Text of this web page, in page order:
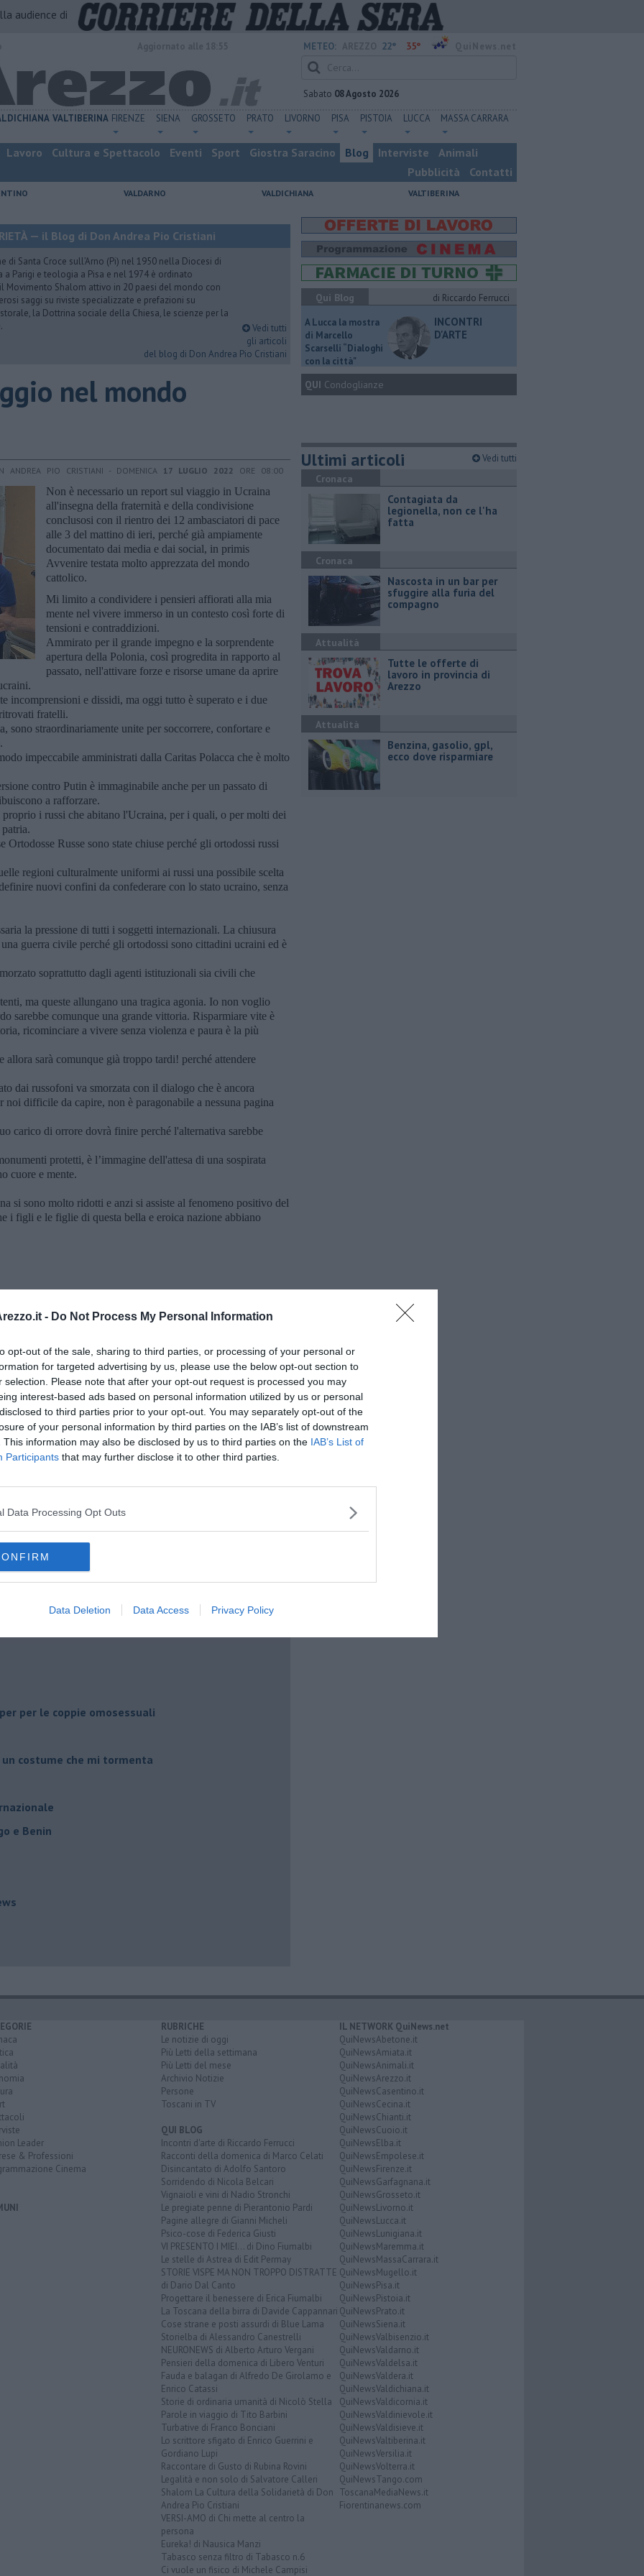
- Do Not Process My Personal Information
opt-out of the sale, sharing to third parties, or processing of your personal or
for targeted advertising by us, please use the below opt-out section to
selection. Please note that after your opt-out request is processed you may
interest-based ads based on personal information utilized by us or personal
to third parties prior to your opt-out. You may separately opt-out of the
of your personal information by third parties on the IAB’s list of downstream
This information may also be disclosed by us to third parties on the IAB’s List of
Participants that may further disclose it to other third parties.
Data Processing Opt Outs
Data Deletion Data Access Privacy Policy
audience di
METEO: 22° 35°
Sabato 08 Agosto 2026
VALTIBERINA FIRENZE SIENA GROSSETO PRATO LIVORNO PISA PISTOIA LUCCA MASSA CARRARA
Lavoro Cultura e Spettacolo Eventi Sport Giostra Saracino Blog Interviste
Animali
Pubblicità
Contatti
VALDARNO VALDICHIANA VALTIBERINA
— il Blog di Don Andrea Pio Cristiani
di Santa Croce sull’Arno (Pi) nel 1950 nella Diocesi di
a Parigi e teologia a Pisa e nel 1974 è ordinato
Movimento Shalom attivo in 20 paesi del mondo con
saggi su riviste specializzate e prefazioni su
la Dottrina sociale della Chiesa, le scienze per la
Vedi tutti
gli articoli
del blog di Don Andrea Pio Cristiani
nel mondo
ANDREA PIO CRISTIANI - DOMENICA 17 LUGLIO 2022 ORE 08:00
Non è necessario un report sul viaggio in Ucraina
all'insegna della fraternità e della condivisione
conclusosi con il rientro dei 12 ambasciatori di pace
alle 3 del mattino di ieri, perché già ampiamente
documentato dai media e dai social, in primis
Avvenire testata molto apprezzata del mondo
cattolico.
Mi limito a condividere i pensieri affiorati alla mia
mente nel vivere immerso in un contesto così forte di
tensioni e contraddizioni.
Ammirato per il grande impegno e la sorprendente
apertura della Polonia, così progredita in rapporto al
passato, nell'attivare forze e risorse umane da aprire
incomprensioni e dissidi, ma oggi tutto è superato e i due
fratelli.
sono straordinariamente unite per soccorrere, confortare e
impeccabile amministrati dalla Caritas Polacca che è molto
contro Putin è immaginabile anche per un passato di
a rafforzare.
i russi che abitano l'Ucraina, per i quali, o per molti dei
Russe sono state chiuse perché gli ortodossi russi
regioni culturalmente uniformi ai russi una possibile scelta
nuovi confini da confederare con lo stato ucraino, senza
la pressione di tutti i soggetti internazionali. La chiusura
guerra civile perché gli ortodossi sono cittadini ucraini ed è
soprattutto dagli agenti istituzionali sia civili che
ma queste allungano una tragica agonia. Io non voglio
sarebbe comunque una grande vittoria. Risparmiare vite è
ricominciare a vivere senza violenza e paura è la più
sarà comunque già troppo tardi! perché attendere
dai russofoni va smorzata con il dialogo che è ancora
difficile da capire, non è paragonabile a nessuna pagina
carico di orrore dovrà finire perché l'alternativa sarebbe
protetti, è l’immagine dell'attesa di una sospirata
cuore e mente.
si sono molto ridotti e anzi si assiste al fenomeno positivo del
i figli e le figlie di questa bella e eroica nazione abbiano
Solidarietà” di Don Andrea Pio Cristiani
dell'odio
per le coppie omosessuali
costume che mi tormenta
e Benin
Qui Blog
di Riccardo Ferrucci
A Lucca la mostra
di Marcello
Scarselli “Dialoghi
con la città"
INCONTRI
D'ARTE
QUI Condoglianze
Ultimi articoli Vedi tutti
Cronaca
Contagiata da
legionella, non ce l'ha
fatta
Cronaca
Nascosta in un bar per
sfuggire alla furia del
compagno
Attualità
​Tutte le offerte di
lavoro in provincia di
Arezzo
Attualità
​Benzina, gasolio, gpl,
ecco dove risparmiare
Leader
& Professioni
Cinema
RUBRICHE
Le notizie di oggi
Più Letti della settimana
Più Letti del mese
Archivio Notizie
Persone
Toscani in TV
QUI BLOG
Incontri d'arte di Riccardo Ferrucci
Racconti della domenica di Marco Celati
Disincantato di Adolfo Santoro
Sorridendo di Nicola Belcari
Vignaioli e vini di Nadio Stronchi
Le pregiate penne di Pierantonio Pardi
Pagine allegre di Gianni Micheli
Psico-cose di Federica Giusti
VI PRESENTO I MIEI... di Dino Fiumalbi
Le stelle di Astrea di Edit Permay
STORIE VISPE MA NON TROPPO DISTRATTE
di Dario Dal Canto
Progettare il benessere di Erica Fiumalbi
La Toscana della birra di Davide Cappannari
Cose strane e posti assurdi di Blue Lama
Storielba di Alessandro Canestrelli
NEURONEWS di Alberto Arturo Vergani
Pensieri della domenica di Libero Venturi
Fauda e balagan di Alfredo De Girolamo e
Enrico Catassi
Storie di ordinaria umanità di Nicolò Stella
Parole in viaggio di Tito Barbini
Turbative di Franco Bonciani
Lo scrittore sfigato di Enrico Guerrini e
Gordiano Lupi
Raccontare di Gusto di Rubina Rovini
Legalità e non solo di Salvatore Calleri
Shalom La Cultura della Solidarietà di Don
Andrea Pio Cristiani
VERSI-AMO di Chi mette al centro la
persona
Eureka! di Nausica Manzi
Tabasco senza filtro di Tabasco n.6
Ci vuole un fisico di Michele Campisi
IL NETWORK QuiNews.net
QuiNewsAbetone.it
QuiNewsAmiata.it
QuiNewsAnimali.it
QuiNewsArezzo.it
QuiNewsCasentino.it
QuiNewsCecina.it
QuiNewsChianti.it
QuiNewsCuoio.it
QuiNewsElba.it
QuiNewsEmpolese.it
QuiNewsFirenze.it
QuiNewsGarfagnana.it
QuiNewsGrosseto.it
QuiNewsLivorno.it
QuiNewsLucca.it
QuiNewsLunigiana.it
QuiNewsMaremma.it
QuiNewsMassaCarrara.it
QuiNewsMugello.it
QuiNewsPisa.it
QuiNewsPistoia.it
QuiNewsPrato.it
QuiNewsSiena.it
QuiNewsValbisenzio.it
QuiNewsValdarno.it
QuiNewsValdelsa.it
QuiNewsValdera.it
QuiNewsValdichiana.it
QuiNewsValdicornia.it
QuiNewsValdinievole.it
QuiNewsValdisieve.it
QuiNewsValtiberina.it
QuiNewsVersilia.it
QuiNewsVolterra.it
QuiNewsTango.com
ToscanaMediaNews.it
Fiorentinanews.com